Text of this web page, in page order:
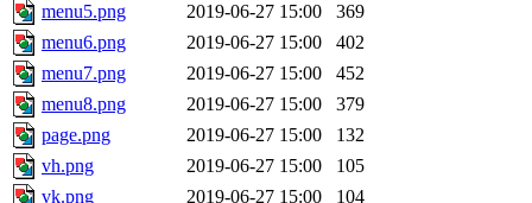
menu5.png
2019-06-27 15:00
369
menu6.png
2019-06-27 15:00
402
menu7.png
2019-06-27 15:00
452
menu8.png
2019-06-27 15:00
379
page.png
2019-06-27 15:00
132
vh.png
2019-06-27 15:00
105
vk.png
2019-06-27 15:00
104